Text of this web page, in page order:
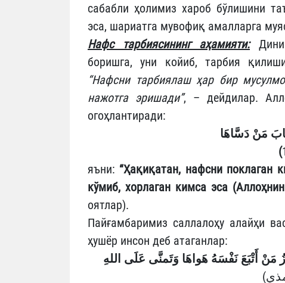
сабабли ҳолимиз хароб бўлишини
эса, шариатга мувофиқ амалларга
Нафс тарбиясининг аҳамияти:
боришга, уни койиб, тарбия
“Нафсни тарбиялаш ҳар бир
нажотга эришади”, – дейдилар.
огоҳлантиради:
مَنْ دَسَّاهَا
(
яъни: “Ҳақиқатан, нафсни поклаган
кўмиб, хорлаган кимса эса
оятлар).
Пайғамбаримиз саллалоҳу алайҳи
ҳушёр инсон деб атаганлар:
أَتْبَعَ نَفْسَهُ هَواهَا وَتَمنَّى عَلَى اللهِ